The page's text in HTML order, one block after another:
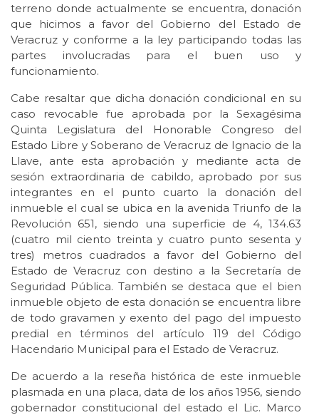
terreno donde actualmente se encuentra, donación
que hicimos a favor del Gobierno del Estado de
Veracruz y conforme a la ley participando todas las
partes involucradas para el buen uso y
funcionamiento.
Cabe resaltar que dicha donación condicional en su
caso revocable fue aprobada por la Sexagésima
Quinta Legislatura del Honorable Congreso del
Estado Libre y Soberano de Veracruz de Ignacio de la
Llave, ante esta aprobación y mediante acta de
sesión extraordinaria de cabildo, aprobado por sus
integrantes en el punto cuarto la donación del
inmueble el cual se ubica en la avenida Triunfo de la
Revolución 651, siendo una superficie de 4, 134.63
(cuatro mil ciento treinta y cuatro punto sesenta y
tres) metros cuadrados a favor del Gobierno del
Estado de Veracruz con destino a la Secretaría de
Seguridad Pública. También se destaca que el bien
inmueble objeto de esta donación se encuentra libre
de todo gravamen y exento del pago del impuesto
predial en términos del artículo 119 del Código
Hacendario Municipal para el Estado de Veracruz.
De acuerdo a la reseña histórica de este inmueble
plasmada en una placa, data de los años 1956, siendo
gobernador constitucional del estado el Lic. Marco